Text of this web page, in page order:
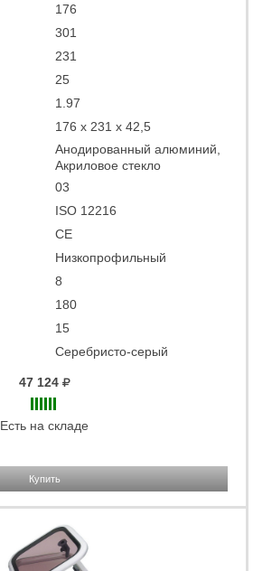
176
301
231
25
1.97
176 x 231 x 42,5
Анодированный алюминий,
Акриловое стекло
03
ISO 12216
CE
Низкопрофильный
8
180
15
Серебристо-серый
47 124
Есть на складе
Купить